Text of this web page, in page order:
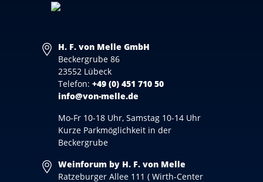
H. F. von Melle GmbH
Beckergrube 86
23552 Lübeck
Telefon: +49 (0) 451 710 50
info@von-melle.de
Mo-Fr 10-18 Uhr, Samstag 10-14 Uhr
Kurze Parkmöglichkeit in der
Beckergrube
Weinforum by H. F. von Melle
Ratzeburger Allee 111 ( Wirth-Center